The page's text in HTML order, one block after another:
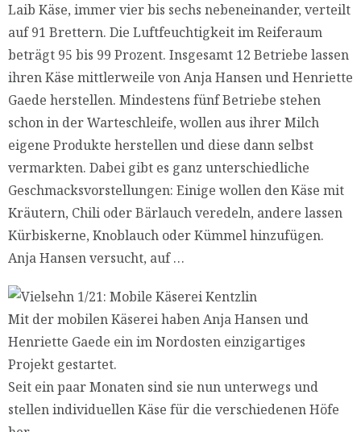
Laib Käse, immer vier bis sechs nebeneinander, verteilt
auf 91 Brettern. Die Luftfeuchtigkeit im Reiferaum
beträgt 95 bis 99 Prozent. Insgesamt 12 Betriebe lassen
ihren Käse mittlerweile von Anja Hansen und Henriette
Gaede herstellen. Mindestens fünf Betriebe stehen
schon in der Warteschleife, wollen aus ihrer Milch
eigene Produkte herstellen und diese dann selbst
vermarkten. Dabei gibt es ganz unterschiedliche
Geschmacksvorstellungen: Einige wollen den Käse mit
Kräutern, Chili oder Bärlauch veredeln, andere lassen
Kürbiskerne, Knoblauch oder Kümmel hinzufügen.
Anja Hansen versucht, auf …
Mit der mobilen Käserei haben Anja Hansen und
Henriette Gaede ein im Nordosten einzigartiges
Projekt gestartet.
Seit ein paar Monaten sind sie nun unterwegs und
stellen individuellen Käse für die verschiedenen Höfe